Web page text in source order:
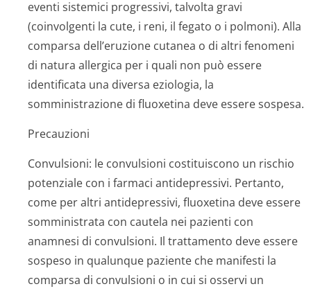
eventi sistemici progressivi, talvolta gravi
(coinvolgenti la cute, i reni, il fegato o i polmoni). Alla
comparsa dell’eruzione cutanea o di altri fenomeni
di natura allergica per i quali non può essere
identificata una diversa eziologia, la
somministrazione di fluoxetina deve essere sospesa.
Precauzioni
Convulsioni: le convulsioni costituiscono un rischio
potenziale con i farmaci antidepressivi. Pertanto,
come per altri antidepressivi, fluoxetina deve essere
somministrata con cautela nei pazienti con
anamnesi di convulsioni. Il trattamento deve essere
sospeso in qualunque paziente che manifesti la
comparsa di convulsioni o in cui si osservi un